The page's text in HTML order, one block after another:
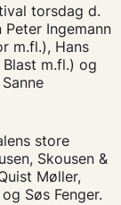
torsdag d.
Ingemann
m.fl.), Hans
m.fl.) og
store
Skousen &
Møller,
Søs Fenger.